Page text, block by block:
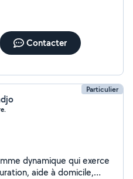
Contacter
Particulier
dynamique qui exerce